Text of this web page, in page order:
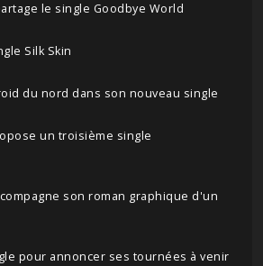
le single Goodbye World
Silk Skin
du nord dans son nouveau single
un troisième single
son roman graphique d'un
pour annoncer ses tournées à venir